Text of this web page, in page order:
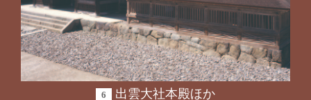
6 出雲大社本殿ほか